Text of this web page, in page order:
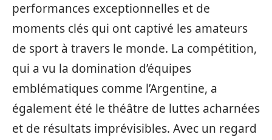
performances exceptionnelles et de
moments clés qui ont captivé les amateurs
de sport à travers le monde. La compétition,
qui a vu la domination d’équipes
emblématiques comme l’Argentine, a
également été le théâtre de luttes acharnées
et de résultats imprévisibles. Avec un regard